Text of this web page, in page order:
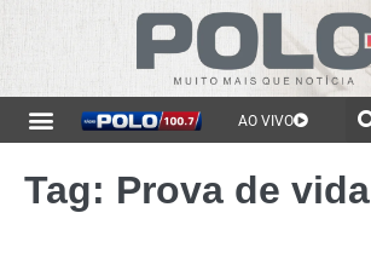
AO VIVO
Tag: Prova de vida